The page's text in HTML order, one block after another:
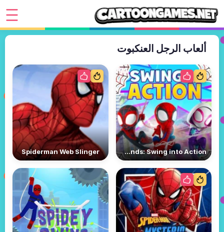
ألعاب الرجل العنكبوت
Spidey Amazing Friends: Swing into Action
Spiderman Web Slinger